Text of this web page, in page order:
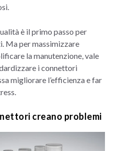
è il primo passo per
Ma per massimizzare
la manutenzione, vale
i connettori
migliorare l’efficienza e far
creano problemi